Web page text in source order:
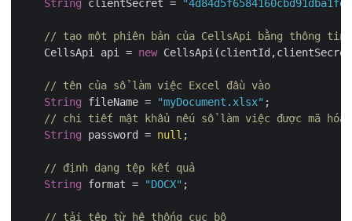
String clientSecret =
// tạo một phiên bản của CellsApi bằng thông tin
    CellsApi api =
new
// tên của sổ làm việc Excel đầu vào
String fileName = "myDocument.xlsx" ;
// chi tiết mật khẩu nếu sổ làm việc được mã hóa
String password = null ;
// định dạng tệp kết quả
String format = "DOCX" ;
// tải tệp từ hệ thống cục bộ